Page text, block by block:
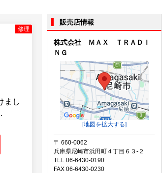
修理
まし
販売店情報
株式会社 ＭＡＸ ＴＲＡＤＩ
ＮＧ
[地図を拡大する]
〒 660-0062
兵庫県尼崎市浜田町４丁目６３-２
TEL 06-6430-0190
FAX 06-6430-0230